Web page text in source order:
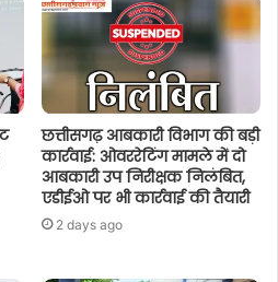
छत्तीसगढ़ आबकारी विभाग की बड़ी
कार्रवाई: ओवररेटिंग मामले में दो
आबकारी उप निरीक्षक निलंबित,
एडीईओ पर भी कार्रवाई की तैयारी
2 days ago